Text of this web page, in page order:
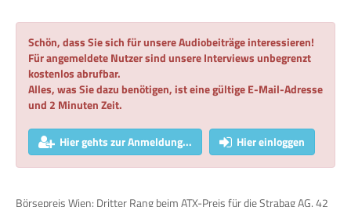
Schön, dass Sie sich für unsere Audiobeiträge interessieren!
Für angemeldete Nutzer sind unsere Interviews unbegrenzt
kostenlos abrufbar.
Alles, was Sie dazu benötigen, ist eine gültige E-Mail-Adresse
und 2 Minuten Zeit.
Hier gehts zur Anmeldung... Hier einloggen
Börsepreis Wien: Dritter Rang beim ATX-Preis für die Strabag AG. 42